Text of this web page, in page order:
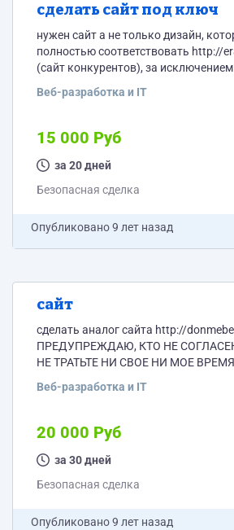
сделать сайт под ключ
нужен сайт а не только дизайн,
полностью соответствовать http://
(сайт конкурентов), за
соответствовать заявленному
наполнять без ограничений
реализовано, мне понять сложно,
вникаю в это. то есть мне нужен
Веб-разработка и IT
15 000 Руб
за 20 дней
Безопасная сделка
Опубликовано9 лет назад
сайт
сделать аналог сайта http://
ПРЕДУПРЕЖДАЮ, КТО НЕ
НЕ ТРАТЬТЕ НИ СВОЕ НИ МОЕ
Веб-разработка и IT
20 000 Руб
за 30 дней
Безопасная сделка
Опубликовано9 лет назад